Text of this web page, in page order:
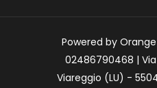
Powered by Orange
02486790468 | Via
Viareggio (LU) -